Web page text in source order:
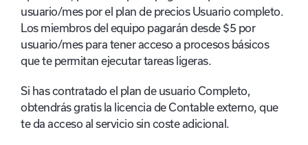
usuario/mes por el plan de precios Usuario completo.
Los miembros del equipo pagarán desde $5 por
usuario/mes para tener acceso a procesos básicos
que te permitan ejecutar tareas ligeras.
Si has contratado el plan de usuario Completo,
obtendrás gratis la licencia de Contable externo, que
te da acceso al servicio sin coste adicional.